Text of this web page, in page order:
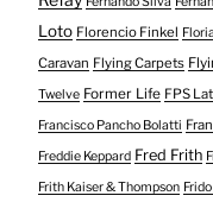
Loto Florencio Finkel
Caravan Flying Carpets
Twelve Former Life FPS
Francisco Pancho Bolatti
Freddie Keppard Fred Frith
Frith Kaiser & Thompson